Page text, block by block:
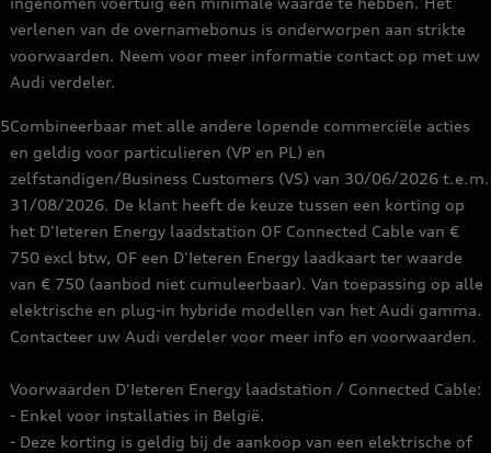
verlenen van de overnamebonus is onderworpen aan strikte
voorwaarden. Neem voor meer informatie contact op met uw
Audi verdeler.
5Combineerbaar met alle andere lopende commerciële acties
en geldig voor particulieren (VP en PL) en
zelfstandigen/Business Customers (VS) van 30/06/2026 t.e.m.
31/08/2026. De klant heeft de keuze tussen een korting op
het D'Ieteren Energy laadstation OF Connected Cable van €
750 excl btw, OF een D'Ieteren Energy laadkaart ter waarde
van € 750 (aanbod niet cumuleerbaar). Van toepassing op alle
elektrische en plug-in hybride modellen van het Audi gamma.
Contacteer uw Audi verdeler voor meer info en voorwaarden.
Voorwaarden D'Ieteren Energy laadstation / Connected Cable:
- Enkel voor installaties in België.
- Deze korting is geldig bij de aankoop van een elektrische of